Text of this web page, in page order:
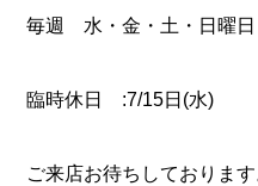
毎週 水・金・土・日曜日
臨時休日 :7/15日(水)
ご来店お待ちしております